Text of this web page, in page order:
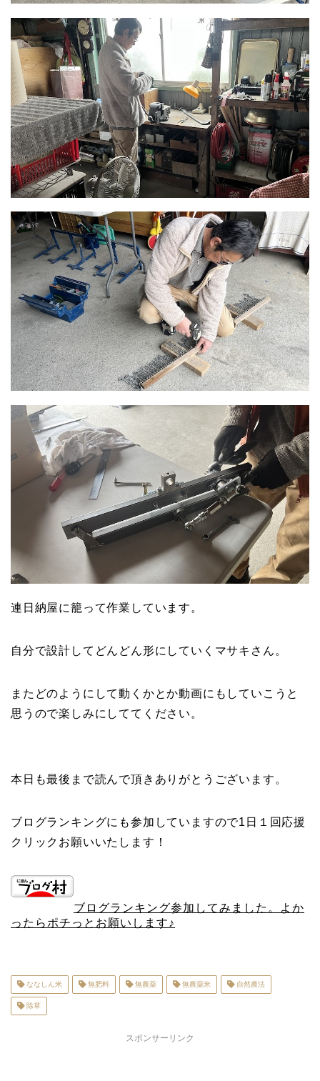
連日納屋に籠って作業しています。
自分で設計してどんどん形にしていくマサキさん。
またどのようにして動くかとか動画にもしていこうと
思うので楽しみにしててください。
本日も最後まで読んで頂きありがとうございます。
ブログランキングにも参加していますので1日１回応援
クリックお願いいたします！
ブログランキング参加してみました。よか
ったらポチっとお願いします♪
ななしん米 無肥料 無農薬 無農薬米 自然農法
除草
スポンサーリンク